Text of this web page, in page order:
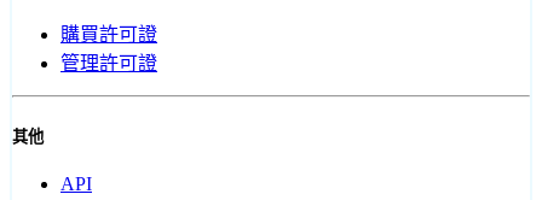
購買許可證
管理許可證
其他
API